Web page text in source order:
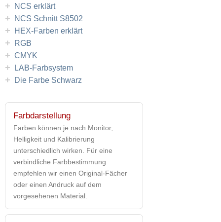
+ NCS erklärt
+ NCS Schnitt S8502
+ HEX-Farben erklärt
+ RGB
+ CMYK
+ LAB-Farbsystem
+ Die Farbe Schwarz
Farbdarstellung
Farben können je nach Monitor,
Helligkeit und Kalibrierung
unterschiedlich wirken. Für eine
verbindliche Farbbestimmung
empfehlen wir einen Original-Fächer
oder einen Andruck auf dem
vorgesehenen Material.